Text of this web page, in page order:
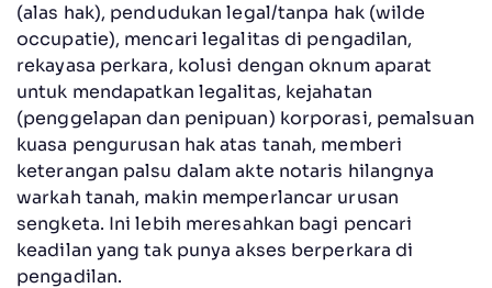
(alas hak), pendudukan legal/tanpa hak (wilde
occupatie), mencari legalitas di pengadilan,
rekayasa perkara, kolusi dengan oknum aparat
untuk mendapatkan legalitas, kejahatan
(penggelapan dan penipuan) korporasi, pemalsuan
kuasa pengurusan hak atas tanah, memberi
keterangan palsu dalam akte notaris hilangnya
warkah tanah, makin memperlancar urusan
sengketa. Ini lebih meresahkan bagi pencari
keadilan yang tak punya akses berperkara di
pengadilan.